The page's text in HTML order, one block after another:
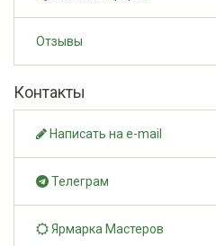
Отзывы
Контакты
Написать на e-mail
Телеграм
Ярмарка Мастеров